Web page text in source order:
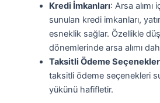
Kredi İmkanları: Arsa alımı
sunulan kredi imkanları,
esneklik sağlar. Özellikle
dönemlerinde arsa alımı
Taksitli Ödeme
taksitli ödeme seçenekleri
yükünü hafifletir.